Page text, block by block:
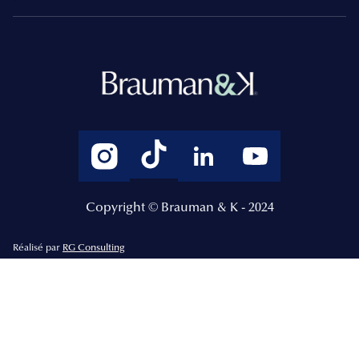
Copyright © Brauman & K - 2024
Réalisé par RG Consulting